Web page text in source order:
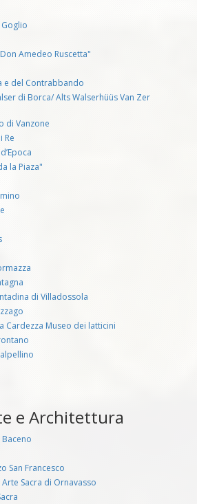
Amedeo Ruscetta"
e del Contrabbando
di Borca/ Alts Walserhüüs Van Zer
di Vanzone
Re
la Piaza"
di Villadossola
Cardezza Museo dei latticini
e Architettura
Baceno
San Francesco
Sacra di Ornavasso